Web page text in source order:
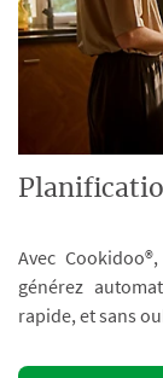
Avec
générez
rapide, et sans